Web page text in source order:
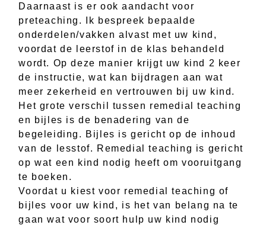
Daarnaast is er ook aandacht voor
preteaching. Ik bespreek bepaalde
onderdelen/vakken alvast met uw kind,
voordat de leerstof in de klas behandeld
wordt. Op deze manier krijgt uw kind 2 keer
de instructie, wat kan bijdragen aan wat
meer zekerheid en vertrouwen bij uw kind.
Het grote verschil tussen remedial teaching
en bijles is de benadering van de
begeleiding. Bijles is gericht op de inhoud
van de lesstof. Remedial teaching is gericht
op wat een kind nodig heeft om vooruitgang
te boeken.
Voordat u kiest voor remedial teaching of
bijles voor uw kind, is het van belang na te
gaan wat voor soort hulp uw kind nodig